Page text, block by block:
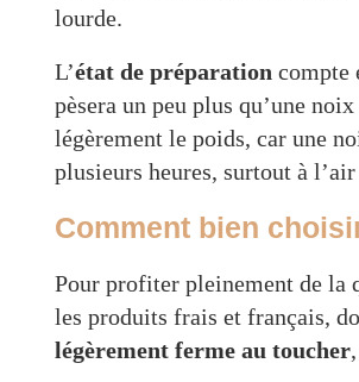
lourde.
L’état de préparation compte
pèsera un peu plus qu’une
légèrement le poids, car une
plusieurs heures, surtout à
Comment bien
Pour profiter pleinement de la
les produits frais et français,
légèrement ferme au toucher